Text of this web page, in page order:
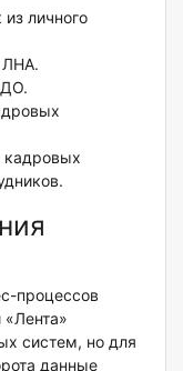
личного
ЛНА.
кадровых
процессов
систем, но для
данные